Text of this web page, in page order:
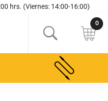
hrs. (Viernes: 14:00-16:00)